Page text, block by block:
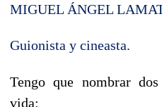
MIGUEL ÁNGEL
Guionista y cineasta.
Tengo que nombrar
vida: